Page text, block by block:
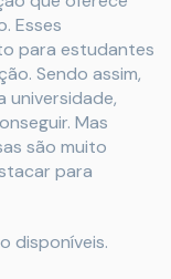
Esses
para estudantes
Sendo assim,
universidade,
Mas
são muito
para
disponíveis.